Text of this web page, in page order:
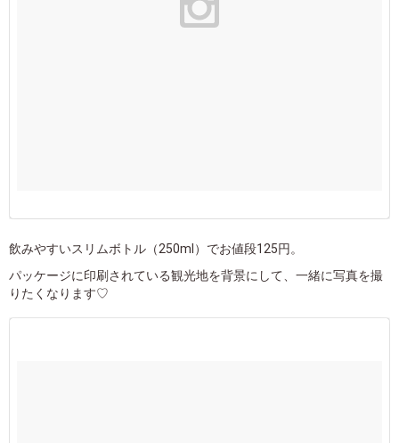
飲みやすいスリムボトル（250ml）でお値段125円。
パッケージに印刷されている観光地を背景にして、一緒に写真を撮
りたくなります♡